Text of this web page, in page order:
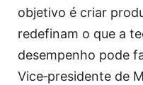
objetivo é criar
redefinam o que a
desempenho pode
Vice‑presidente de